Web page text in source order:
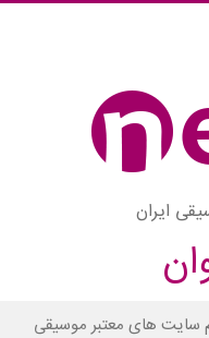
ایران
های معتبر موسیقی